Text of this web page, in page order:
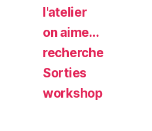
l'atelier
on aime…
recherche
Sorties
workshop